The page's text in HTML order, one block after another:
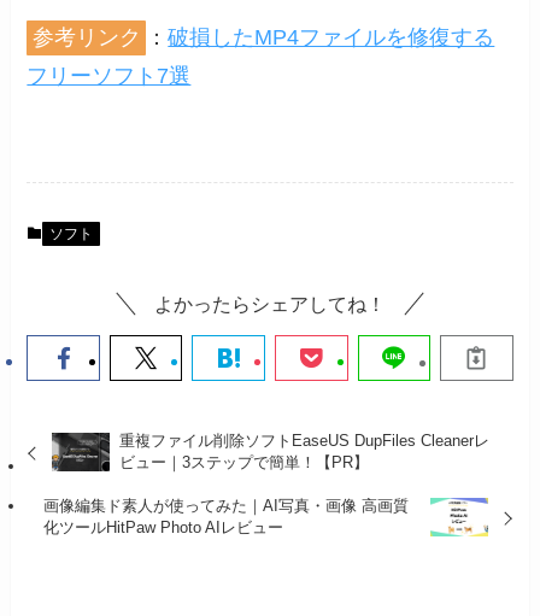
参考リンク ：破損したMP4ファイルを修復する
フリーソフト7選
ソフト
よかったらシェアしてね！
重複ファイル削除ソフトEaseUS DupFiles Cleanerレ
ビュー｜3ステップで簡単！【PR】
画像編集ド素人が使ってみた｜AI写真・画像 高画質
化ツールHitPaw Photo AIレビュー